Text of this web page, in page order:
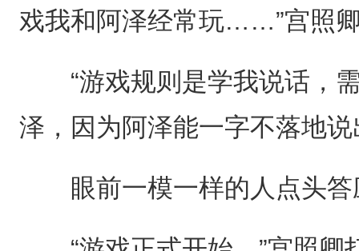
戏我和阿泽经常玩……”宫照
“游戏规则是学我说话，需
泽，因为阿泽能一字不落地说
眼前一模一样的人点头答